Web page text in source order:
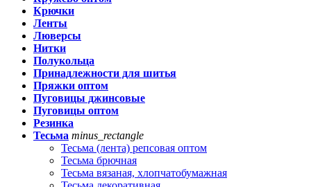
Крючки
Ленты
Люверсы
Нитки
Полукольца
Принадлежности для шитья
Пряжки оптом
Пуговицы джинсовые
Пуговицы оптом
Резинка
Тесьма minus_rectangle
Тесьма (лента) репсовая оптом
Тесьма брючная
Тесьма вязаная, хлопчатобумажная